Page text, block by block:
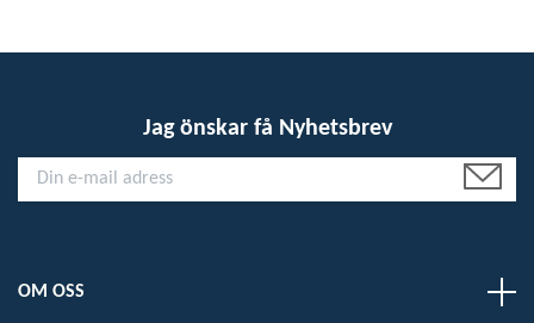
Jag önskar få Nyhetsbrev
OM OSS